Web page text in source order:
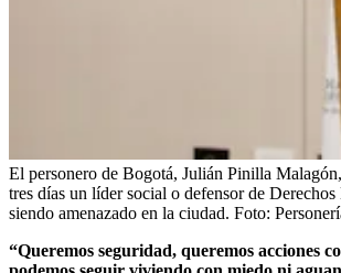
El personero de Bogotá, Julián Pinilla
tres días un líder social o defensor de Derechos
siendo amenazado en la ciudad. Foto:
“Queremos seguridad, queremos acciones